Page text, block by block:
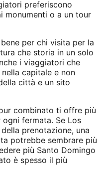
preferiscono
monumenti o a un tour
per chi visita per la
che storia in un solo
i viaggiatori che
capitale e non
città e un sito
combinato ti offre più
fermata. Se Los
prenotazione, una
potrebbe sembrare più
più Santo Domingo
è spesso il più